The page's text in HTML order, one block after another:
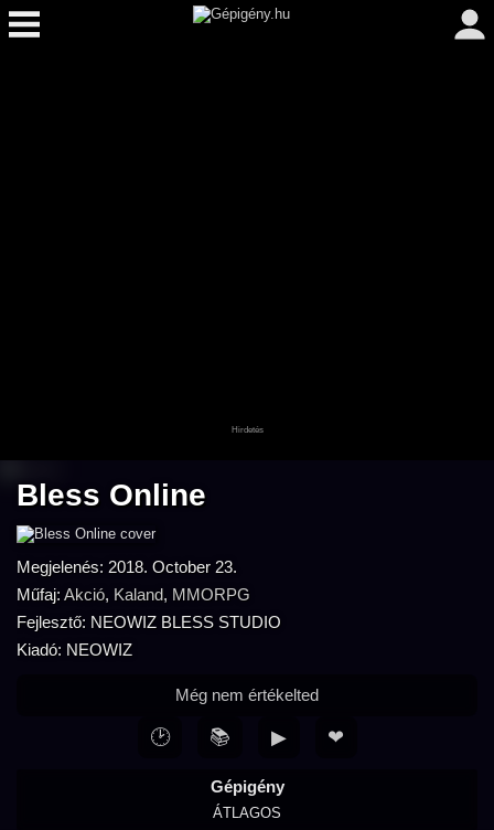
Bless Online
Megjelenés: 2018. October 23.
Műfaj: Akció, Kaland, MMORPG
Fejlesztő: NEOWIZ BLESS STUDIO
Kiadó: NEOWIZ
Gépigény
ÁTLAGOS
Még nem értékelted
🕑 📚 ▶ ❤